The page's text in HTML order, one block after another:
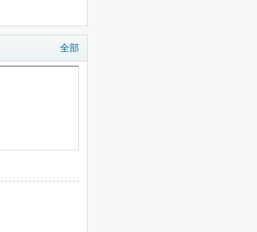
全部